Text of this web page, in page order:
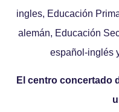
ingles, Educación
alemán, Educación
español-inglés
El centro concertado